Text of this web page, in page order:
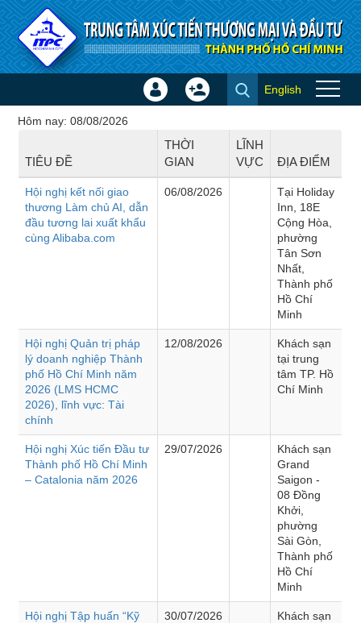
Truy cập nội dung luôn
Hội thảo - Đào tạo
Đăng
Tạo
English
Hôm nay: 08/08/2026
TIÊU ĐỀ
THỜI
GIAN
LĨNH
VỰC
ĐỊA ĐIỂM
Hội nghị kết nối giao
thương Làm chủ AI, dẫn
đầu tương lai xuất khẩu
cùng Alibaba.com
06/08/2026
Tại Holiday
Inn, 18E
Cộng Hòa,
phường
Tân Sơn
Nhất,
Thành phố
Hồ Chí
Minh
Hội nghị Quản trị pháp
lý doanh nghiệp Thành
phố Hồ Chí Minh năm
2026 (LMS HCMC
2026), lĩnh vực: Tài
chính
12/08/2026
Khách sạn
tại trung
tâm TP. Hồ
Chí Minh
Hội nghị Xúc tiến Đầu tư
Thành phố Hồ Chí Minh
– Catalonia năm 2026
29/07/2026
Khách sạn
Grand
Saigon -
08 Đồng
Khởi,
phường
Sài Gòn,
Thành phố
Hồ Chí
Minh
Hội nghị Tập huấn “Kỹ
30/07/2026
Khách sạn